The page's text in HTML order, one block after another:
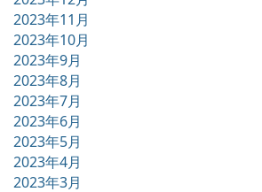
2023年11月
2023年10月
2023年9月
2023年8月
2023年7月
2023年6月
2023年5月
2023年4月
2023年3月